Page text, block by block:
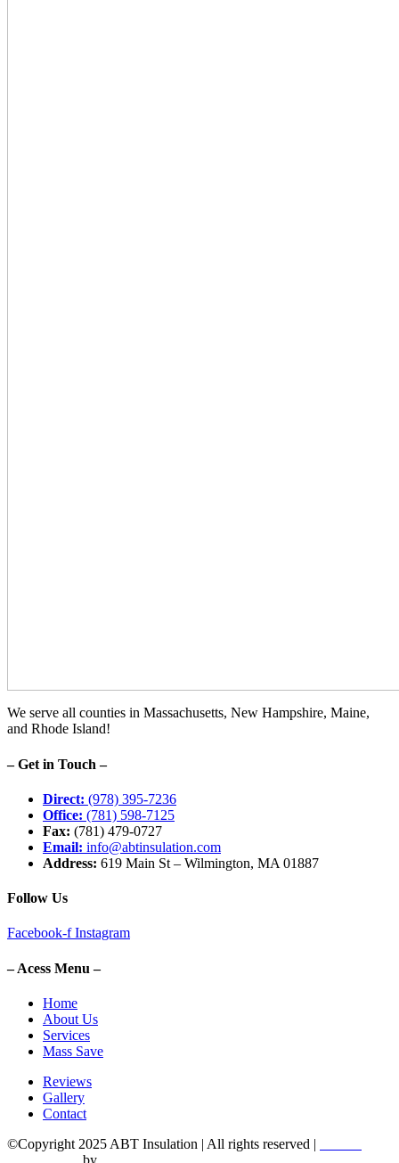
We serve all counties in Massachusetts, New Hampshire, Maine,
and Rhode Island!
– Get in Touch –
Direct: (978) 395-7236
Office: (781) 598-7125
Fax: (781) 479-0727
Email: info@abtinsulation.com
Address: 619 Main St – Wilmington, MA 01887
Follow Us
Facebook-f Instagram
– Acess Menu –
Home
About Us
Services
Mass Save
Reviews
Gallery
Contact
©Copyright 2025 ABT Insulation | All rights reserved |
by